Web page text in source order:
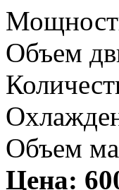
Объем
Объем
Цена: